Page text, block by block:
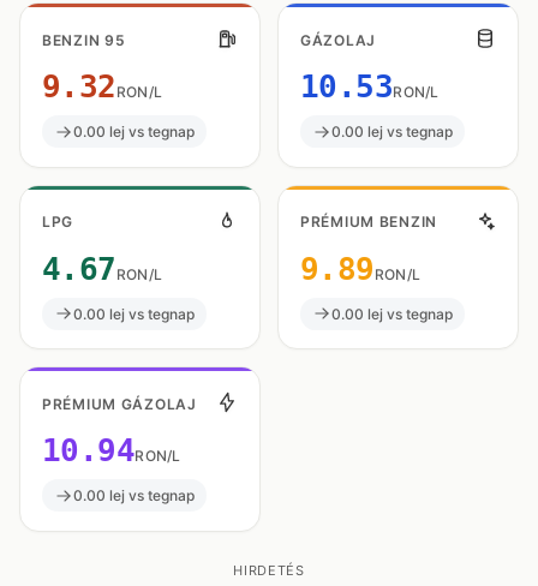
BENZIN 95
9.32 RON/L
0.00 lej vs tegnap
GÁZOLAJ
10.53RON/L
0.00 lej vs tegnap
LPG
4.67 RON/L
0.00 lej vs tegnap
PRÉMIUM BENZIN
9.89 RON/L
0.00 lej vs tegnap
PRÉMIUM GÁZOLAJ
10.94RON/L
0.00 lej vs tegnap
HIRDETÉS